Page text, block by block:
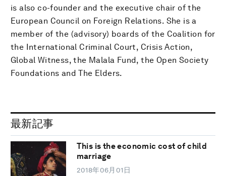
is also co-founder and the executive chair of the
European Council on Foreign Relations. She is a
member of the (advisory) boards of the Coalition for
the International Criminal Court, Crisis Action,
Global Witness, the Malala Fund, the Open Society
Foundations and The Elders.
最新記事
This is the economic cost of child
marriage
2018年06月01日